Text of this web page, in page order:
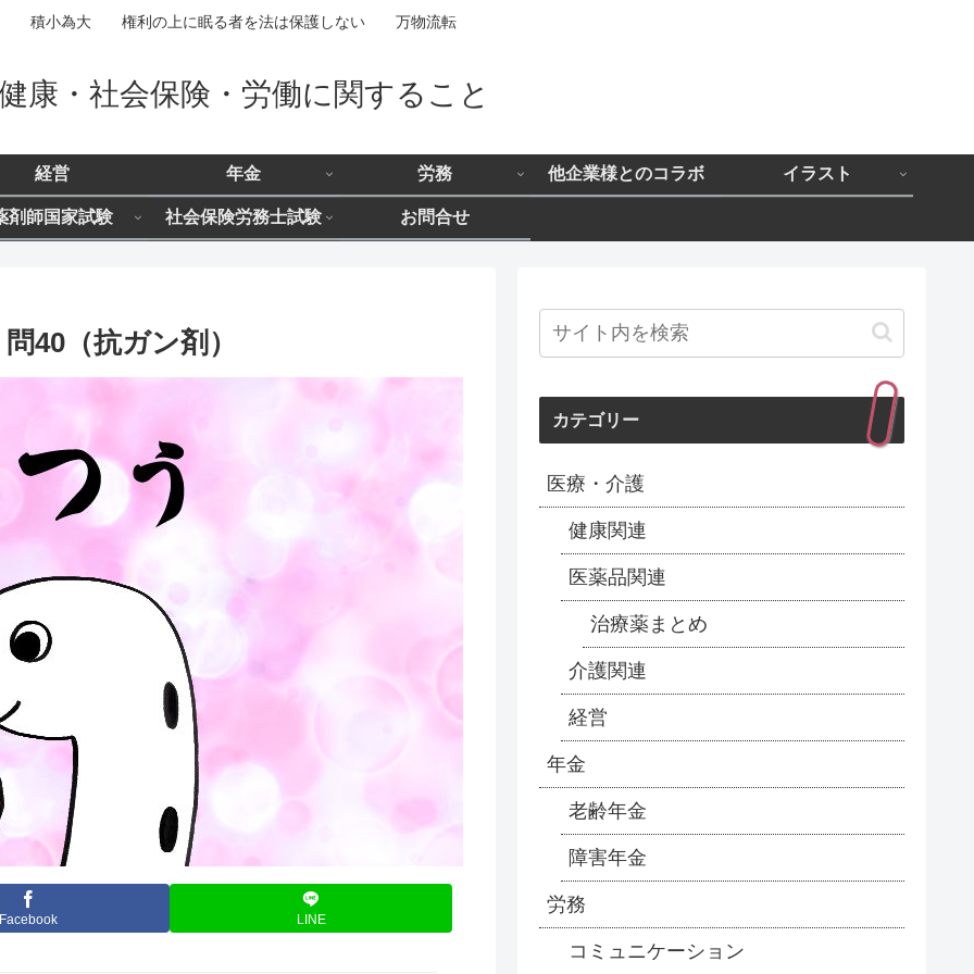
積小為大 権利の上に眠る者を法は保護しない 万物流転
康・社会保険・労働に関すること
経営 年金 労務 他企業様とのコラボ イラスト
剤師国家試験 社会保険労務士試験 お問合せ
40（抗ガン剤）
Facebook LINE
カテゴリー
医療・介護
健康関連
医薬品関連
治療薬まとめ
介護関連
経営
年金
老齢年金
障害年金
労務
コミュニケーション